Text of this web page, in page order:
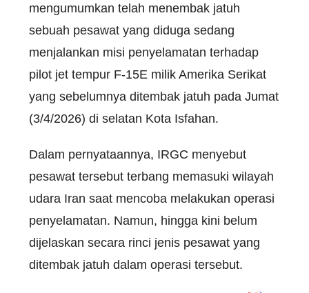
mengumumkan telah menembak jatuh
sebuah pesawat yang diduga sedang
menjalankan misi penyelamatan terhadap
pilot jet tempur F-15E milik Amerika Serikat
yang sebelumnya ditembak jatuh pada Jumat
(3/4/2026) di selatan Kota Isfahan.
Dalam pernyataannya, IRGC menyebut
pesawat tersebut terbang memasuki wilayah
udara Iran saat mencoba melakukan operasi
penyelamatan. Namun, hingga kini belum
dijelaskan secara rinci jenis pesawat yang
ditembak jatuh dalam operasi tersebut.